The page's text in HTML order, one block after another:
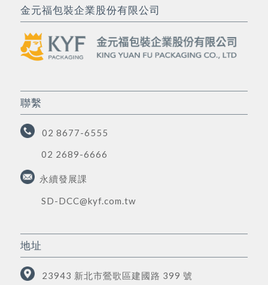
金元福包裝企業股份有限公司
聯繫
02 8677-6555
02 2689-6666
永續發展課
SD-DCC@kyf.com.tw
地址
23943 新北市鶯歌區建國路 399 號